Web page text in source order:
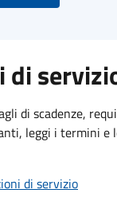
di
di scadenze,
leggi i termini e
di servizio